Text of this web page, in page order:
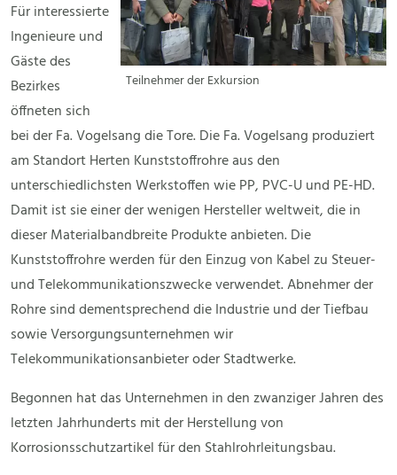
Teilnehmer der Exkursion
Für interessierte
Ingenieure und
Gäste des
Bezirkes
öffneten sich
bei der Fa. Vogelsang die Tore. Die Fa. Vogelsang produziert
am Standort Herten Kunststoffrohre aus den
unterschiedlichsten Werkstoffen wie PP, PVC-U und PE-HD.
Damit ist sie einer der wenigen Hersteller weltweit, die in
dieser Materialbandbreite Produkte anbieten. Die
Kunststoffrohre werden für den Einzug von Kabel zu Steuer-
und Telekommunikationszwecke verwendet. Abnehmer der
Rohre sind dementsprechend die Industrie und der Tiefbau
sowie Versorgungsunternehmen wir
Telekommunikationsanbieter oder Stadtwerke.
Begonnen hat das Unternehmen in den zwanziger Jahren des
letzten Jahrhunderts mit der Herstellung von
Korrosionsschutzartikel für den Stahlrohrleitungsbau.